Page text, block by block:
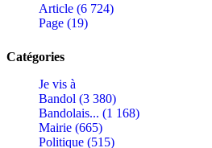
Article (6 724)
Page (19)
Catégories
Je vis à
Bandol (3 380)
Bandolais... (1 168)
Mairie (665)
Politique (515)